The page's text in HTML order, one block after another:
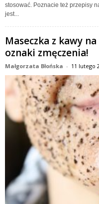
stosować. Poznacie też przepisy
jest...
Maseczka z kawy
oznaki zmęczenia!
Małgorzata Błońska - 11 lutego